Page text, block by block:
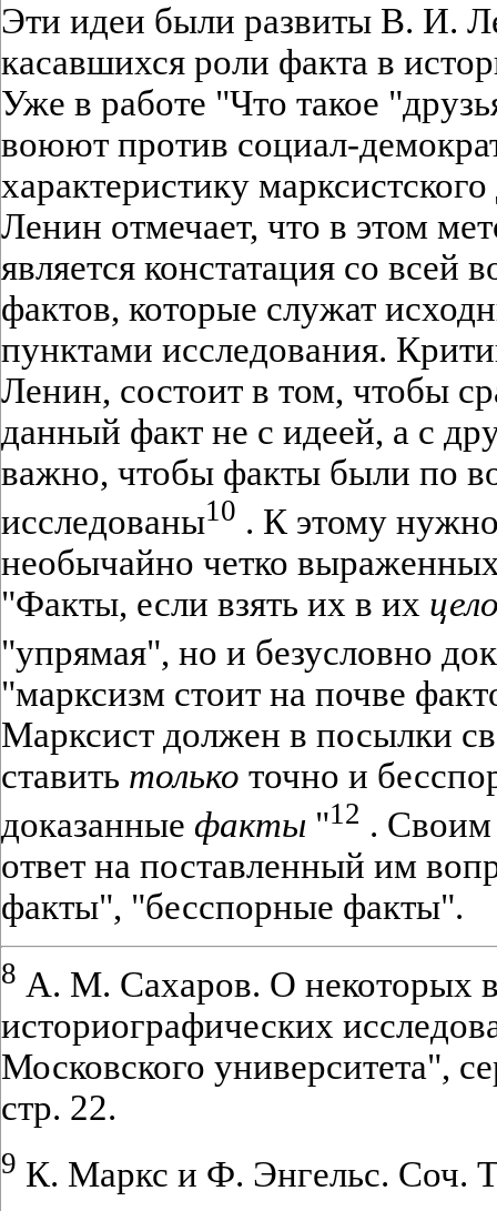
Эти идеи были развиты В. И.
касавшихся роли факта в
Уже в работе "Что такое
воюют против социал-
характеристику
Ленин отмечает, что в этом
является констатация со всей
фактов, которые служат
пунктами исследования.
Ленин, состоит в том, чтобы
данный факт не с идеей, а с
важно, чтобы факты были по
исследованы10 . К этому
необычайно четко
"Факты, если взять их в их
"упрямая", но и безусловно
"марксизм стоит на почве
Марксист должен в посылки
ставить только точно и
доказанные факты "12 . Своим
ответ на поставленный им
факты", "бесспорные факты".
8 А. М. Сахаров. О некоторых
историографических
Московского университета",
стр. 22.
9 К. Маркс и Ф. Энгельс. Соч.